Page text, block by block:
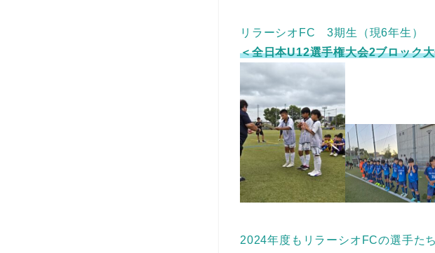
リラーシオFC 3期生（現6年生）
＜全日本U12選手権大会2ブロック
2024年度もリラーシオFCの選手た